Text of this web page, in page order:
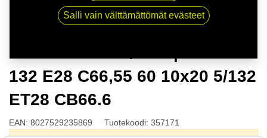
10x20 5/132 ET28 CB66.6
132 E28 C66,55 60 10x20 5/132
ET28 CB66.6
EAN: 8027529235869 Tuotekoodi: 357171
Salli vain välttämättömät evästeet